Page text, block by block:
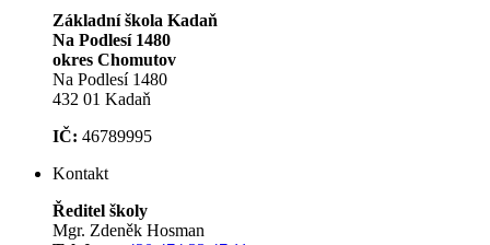
Základní škola Kadaň
Na Podlesí 1480
okres Chomutov
Na Podlesí 1480
432 01 Kadaň
IČ: 46789995
Kontakt
Ředitel školy
Mgr. Zdeněk Hosman